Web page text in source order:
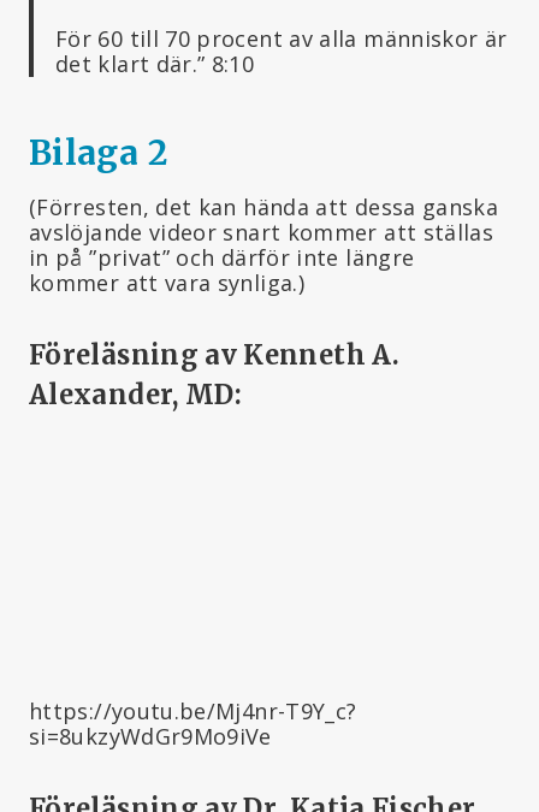
För 60 till 70 procent av alla människor är
det klart där.” 8:10
Bilaga 2
(Förresten, det kan hända att dessa ganska
avslöjande videor snart kommer att ställas
in på ”privat” och därför inte längre
kommer att vara synliga.)
Föreläsning av Kenneth A.
Alexander, MD:
https://youtu.be/Mj4nr-T9Y_c?
si=8ukzyWdGr9Mo9iVe